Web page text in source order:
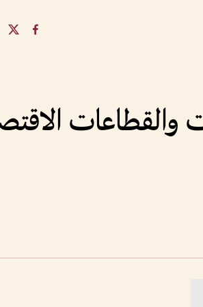
والقطاعات